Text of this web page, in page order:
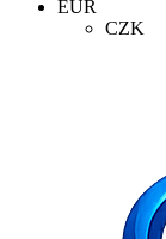
EUR
CZK